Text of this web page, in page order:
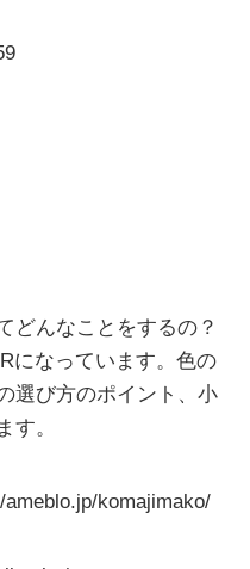
どんなことをするの？
になっています。色の
選び方のポイント、小
す。
komajimako/